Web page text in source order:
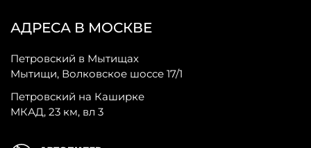
АДРЕСА В МОСКВЕ
Петровский в Мытищах
Мытищи, Волковское шоссе 17/1
Петровский на Каширке
МКАД, 23 км, вл 3